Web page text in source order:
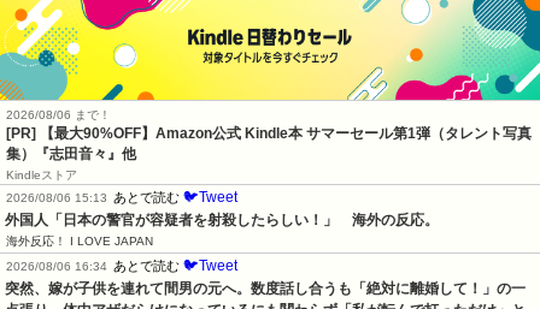
2026/08/06 まで！
[PR]
【最大90%OFF】Amazon公式 Kindle本 サマーセール第1弾（タレント写真
集）『志田音々』他
Kindleストア
2026/08/06 15:13
あとで読む 🐦Tweet
外国人「日本の警官が容疑者を射殺したらしい！」　海外の反応。
海外反応！ I LOVE JAPAN
2026/08/06 16:34 あとで読む 🐦Tweet
突然、嫁が子供を連れて間男の元へ。数度話し合うも「絶対に離婚して！」の一